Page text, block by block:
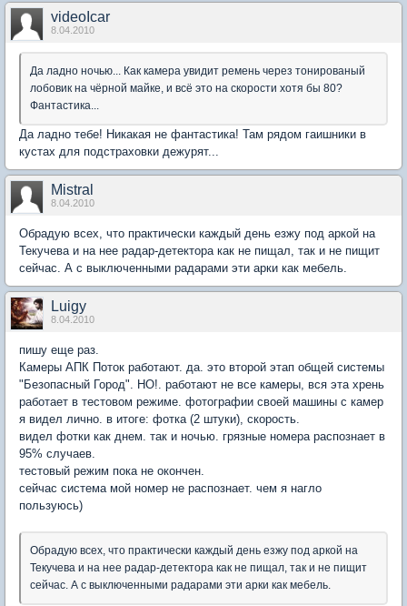
videoIcar
8.04.2010
Да ладно ночью... Как камера увидит ремень через тонированый
лобовик на чёрной майке, и всё это на скорости хотя бы 80?
Фантастика...
Да ладно тебе! Никакая не фантастика! Там рядом гаишники в
кустах для подстраховки дежурят...
Mistral
8.04.2010
Обрадую всех, что практически каждый день езжу под аркой на
Текучева и на нее радар-детектора как не пищал, так и не пищит
сейчас. А с выключенными радарами эти арки как мебель.
Luigy
8.04.2010
пишу еще раз.
Камеры АПК Поток работают. да. это второй этап общей системы
"Безопасный Город". НО!. работают не все камеры, вся эта хрень
работает в тестовом режиме. фотографии своей машины с камер
я видел лично. в итоге: фотка (2 штуки), скорость.
видел фотки как днем. так и ночью. грязные номера распознает в
95% случаев.
тестовый режим пока не окончен.
сейчас система мой номер не распознает. чем я нагло
пользуюсь)
Обрадую всех, что практически каждый день езжу под аркой на
Текучева и на нее радар-детектора как не пищал, так и не пищит
сейчас. А с выключенными радарами эти арки как мебель.